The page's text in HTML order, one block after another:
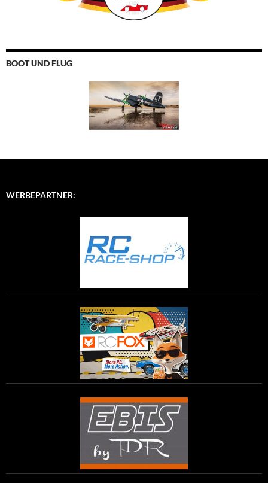
BOOT UND FLUG
WERBEPARTNER: